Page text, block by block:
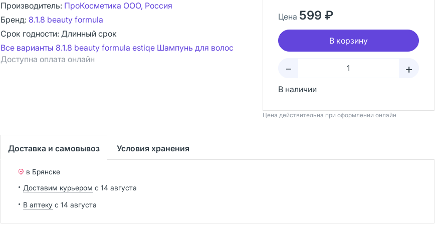
Производитель: ПроКосметика ООО, Россия
Бренд: 8.1.8 beauty formula
Срок годности: Длинный срок
Все варианты 8.1.8 beauty formula estiqe Шампунь для волос
Доступна оплата онлайн
Цена 599 ₽
В корзину
– +
В наличии
Цена действительна при оформлении онлайн
Доставка и самовывоз Условия хранения
в Брянске
Доставим курьером с 14 августа
В аптеку с 14 августа